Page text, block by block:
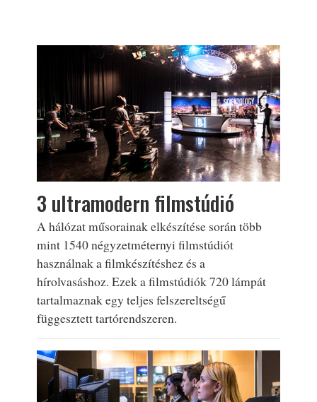
3 ultramodern filmstúdió
A hálózat műsorainak elkészítése során több
mint 1540 négyzetméternyi filmstúdiót
használnak a filmkészítéshez és a
hírolvasáshoz. Ezek a filmstúdiók 720 lámpát
tartalmaznak egy teljes felszereltségű
függesztett tartórendszeren.